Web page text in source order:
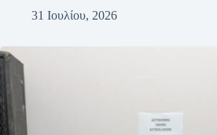
31 Ιουλίου, 2026